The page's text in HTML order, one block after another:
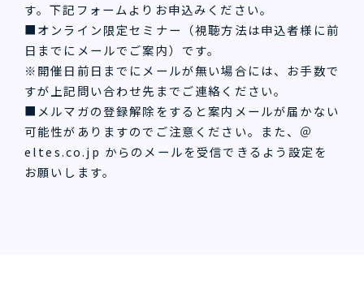
す。下記フォームよりお申込みください。
■オンライン限定セミナー（視聴方法は申込者様に前
日までにメールでご案内）です。
※開催日前日までにメールが無い場合には、お手数で
すが上記問い合わせ先までご連絡ください。
■メルマガの登録解除をすると案内メールが届かない
可能性がありますのでご注意ください。また、＠
eltes.co.jp からのメールを受信できるよう設定を
お願いします。